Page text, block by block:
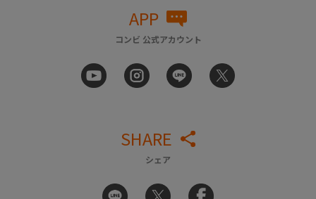
APP
コンビ 公式アカウント
SHARE
シェア